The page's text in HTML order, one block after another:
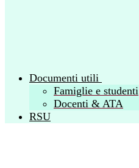
Documenti utili
Famiglie e studenti
Docenti & ATA
RSU